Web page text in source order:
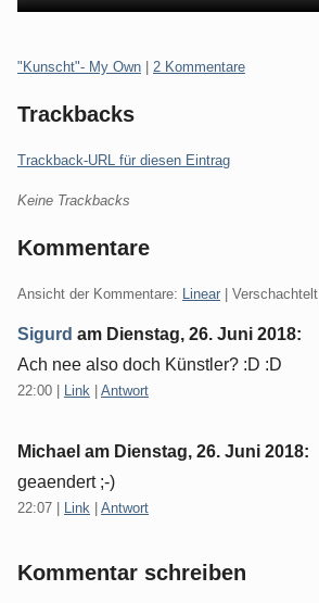
Kategorien:
"Kunscht"- My Own 2 Kommentare
Trackbacks
Trackback-URL für diesen Eintrag
Keine Trackbacks
Kommentare
Ansicht der Kommentare: Linear | Verschachtelt
Sigurd am Dienstag, 26. Juni 2018:
Ach nee also doch Künstler? :D :D
22:00 Link Antwort
Michael am Dienstag, 26. Juni 2018:
geaendert ;-)
22:07 Link Antwort
Kommentar schreiben